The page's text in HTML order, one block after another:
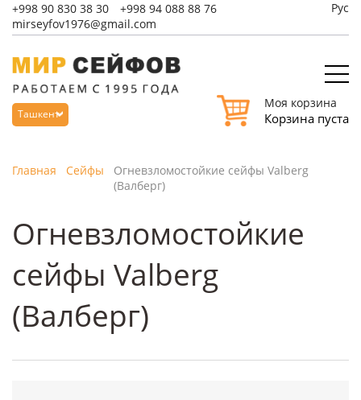
+998 90 830 38 30 +998 94 088 88 76
mirseyfov1976@gmail.com
Рус
Ташкент
Моя корзина
Корзина пуста
Главная Сейфы
Огневзломостойкие сейфы Valberg
(Валберг)
Огневзломостойкие
сейфы Valberg
(Валберг)